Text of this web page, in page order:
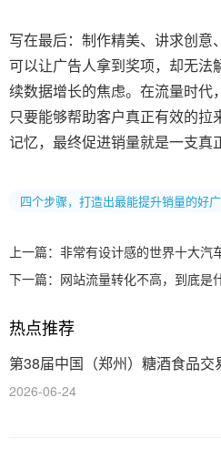
写在最后：制作精美、讲求创意
可以让广告人拿到奖项，却无法
续数据增长的焦虑。在流量时代
只要能够帮助客户真正有效的拉
记忆，最终促进销量就是一支真
四个步骤，打造出最能提升销量的好广
上一篇： 非常有设计感的世界十大汽
下一篇： 网站流量转化不高，到底是
热点推荐
第38届中国（郑州）糖酒食品交
2026-06-24